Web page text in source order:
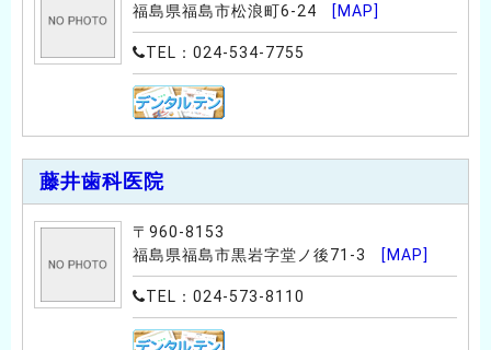
福島県福島市松浪町6-24
[MAP]
TEL：024-534-7755
藤井歯科医院
〒960-8153
福島県福島市黒岩字堂ノ後71-3
[MAP]
TEL：024-573-8110